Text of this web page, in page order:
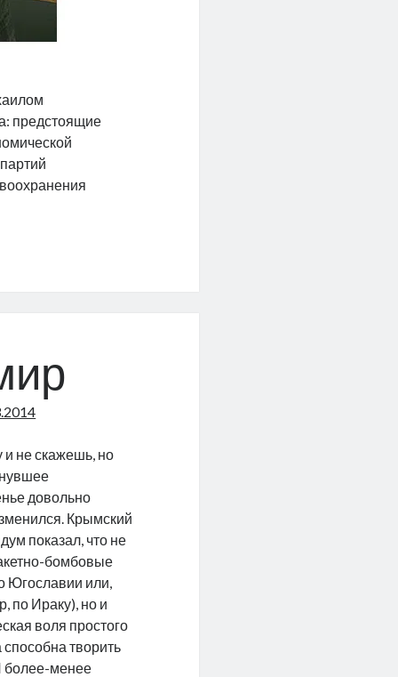
предстоящие
и не скажешь, но
довольно
Крымский
показал, что не
бомбовые
Югославии или,
по Ираку), но и
воля простого
способна творить
более-менее